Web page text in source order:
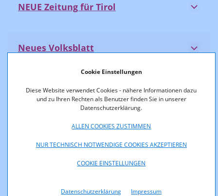
Cookie Einstellungen
Diese Website verwendet Cookies - nähere Informationen dazu
und zu Ihren Rechten als Benutzer finden Sie in unserer
Datenschutzerklärung.
ALLEN COOKIES ZUSTIMMEN
NUR TECHNISCH NOTWENDIGE COOKIES AKZEPTIEREN
COOKIE EINSTELLUNGEN
Datenschutzerklärung Impressum
NEUE Zeitung für Tirol
Neues Volksblatt
Oberösterreichische Nachrichten